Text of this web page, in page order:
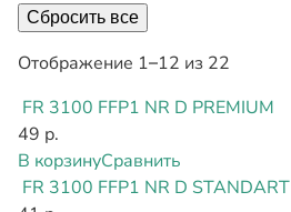
Сбросить все
Отображение 1–12 из 22
FR 3100 FFP1 NR D PREMIUM
49 р.
В корзинуСравнить
FR 3100 FFP1 NR D STANDART